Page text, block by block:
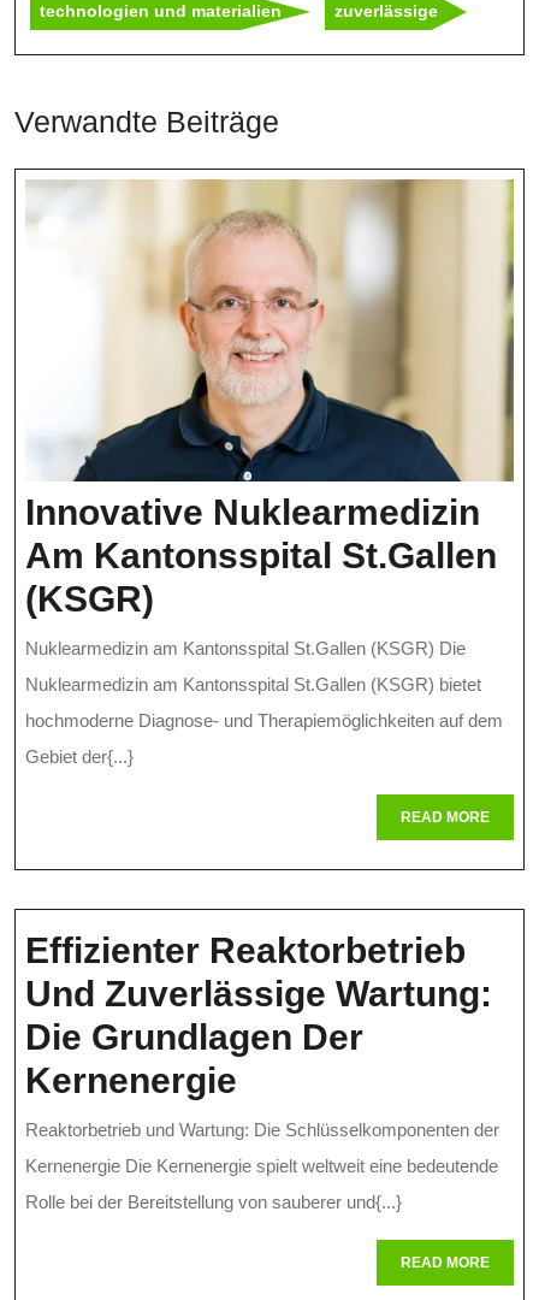
technologien und materialien zuverlässige
Verwandte Beiträge
Innovative Nuklearmedizin
Am Kantonsspital St.Gallen
(KSGR)
Nuklearmedizin
Am
Kantonsspital
Nuklearmedizin am Kantonsspital St.Gallen (KSGR) Die
Nuklearmedizin am Kantonsspital St.Gallen (KSGR) bietet
hochmoderne Diagnose- und Therapiemöglichkeiten auf dem
Gebiet der{...}
READ MOREREAD
MORE
Effizienter Reaktorbetrieb
Und Zuverlässige Wartung:
Die Grundlagen Der
Kernenergie
Reaktorbetrieb
Und
Zuverlässige
Wartung:
Reaktorbetrieb und Wartung: Die Schlüsselkomponenten der
Kernenergie Die Kernenergie spielt weltweit eine bedeutende
Rolle bei der Bereitstellung von sauberer und{...}
READ MOREREAD
MORE